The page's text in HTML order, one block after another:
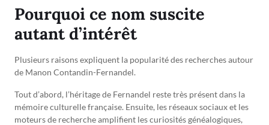
Pourquoi ce nom suscite
autant d’intérêt
Plusieurs raisons expliquent la popularité des recherches autour
de Manon Contandin-Fernandel.
Tout d’abord, l’héritage de Fernandel reste très présent dans la
mémoire culturelle française. Ensuite, les réseaux sociaux et les
moteurs de recherche amplifient les curiosités généalogiques,